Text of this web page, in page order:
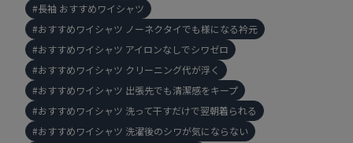
長袖 おすすめワイシャツ
おすすめワイシャツ ノーネクタイでも様になる衿元
おすすめワイシャツ アイロンなしでシワゼロ
おすすめワイシャツ クリーニング代が浮く
おすすめワイシャツ 出張先でも清潔感をキープ
おすすめワイシャツ 洗って干すだけで翌朝着られる
おすすめワイシャツ 洗濯後のシワが気にならない